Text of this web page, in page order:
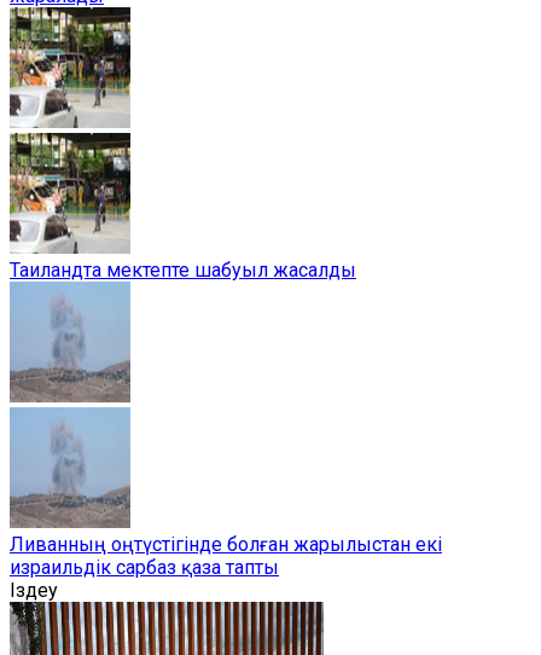
Таиландта мектепте шабуыл жасалды
Ливанның оңтүстігінде болған жарылыстан екі
израильдік сарбаз қаза тапты
Іздеу